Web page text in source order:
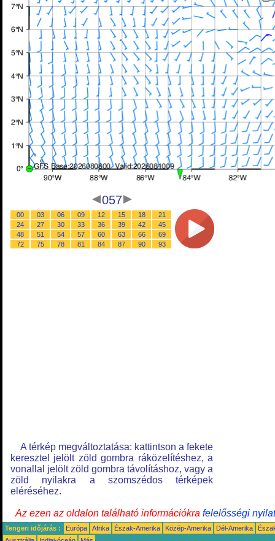
057
00 03 06 09 12 15 18
21
24
27 30 33 36 39 42
45
48
51 54 57 60 63 66
69
72
75 78 81 84 87 90 93
A térkép megváltoztatása: kattintson a fekete
keresztel jelölt zöld gombra ráközelítéshez, a
vonallal jelölt zöld gombra távolításhoz, vagy a
zöld nyilakra a szomszédos térképek
eléréséhez.
Az ezen az oldalon található információkra felelősségi
Tengeri időjárás : Európa Afrika Észak-Amerika Közép-Amerika Dél-Amerika